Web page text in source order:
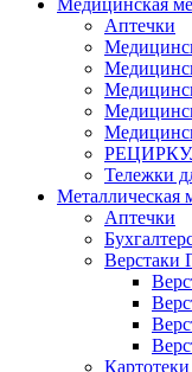
Медицинская
Аптечки
Тележки
Металлическая
Аптечки
Картотеки